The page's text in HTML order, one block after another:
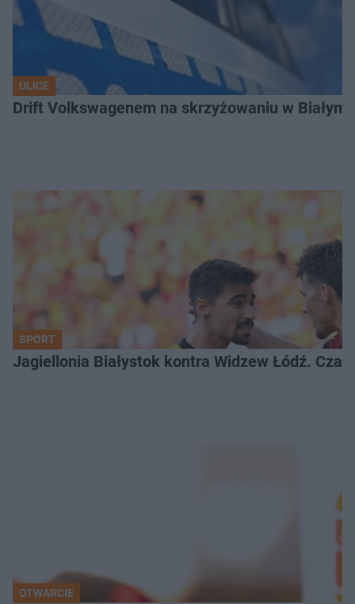
ULICE
Drift Volkswagenem na skrzyżowaniu w
SPORT
Jagiellonia Białystok kontra Widzew Łódź.
OTWARCIE